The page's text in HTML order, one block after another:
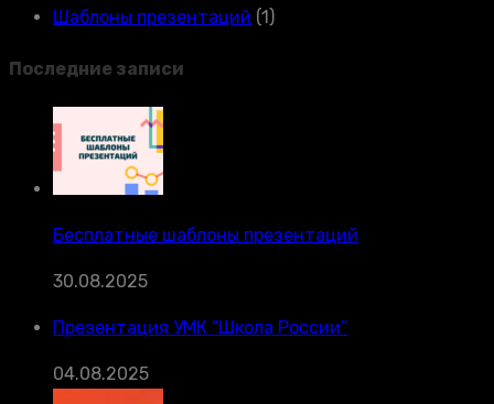
Шаблоны презентаций (1)
Последние записи
Бесплатные шаблоны презентаций
30.08.2025
Презентация УМК “Школа России”
04.08.2025